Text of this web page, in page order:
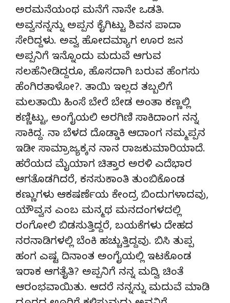
ಅರಮನೆಯಂಥ ಮನೆಗೆ ನಾನೇ ಒಡತಿ.
ಅವ್ವನನ್ನನ್ನು ಅಪ್ಪನ ಕೈಗಿಟ್ಟು ಶಿವನ ಪಾದಾ
ಸೇರಿದ್ದಳು. ಅವ್ವ ಹೋದಮ್ಯಾಗ ಊರ ಜನ
ಅಪ್ಪನಿಗೆ ಇನ್ನೊಂದು ಮದುವೆ ಆಗುವ
ಸಲಹೆನೀಡಿದ್ದರೂ, ಹೊಸದಾಗಿ ಬರುವ ಹೆಂಗಸು
ಹೆಂಗಿರತಾಳೋ?. ತಾಯಿ ಇಲ್ಲದ ತಬ್ಬಲಿಗೆ
ಮಲತಾಯಿ ಹಿಂಸೆ ಬೇರೆ ಬೇಡ ಅಂತಾ ಕಣ್ಣಲ್ಲಿ
ಕಣ್ಣಿಟ್ಟು, ಅಂಗೈಯಲಿ ಅರಗಿಣಿ ಸಾಕಿದಾಂಗ ನನ್ನ
ಸಾಕಿದ್ದ. ನಾ ಬೆಳದ ದೊಡ್ಡಾಕಿ ಆದಾಂಗ ನಮ್ಮಪ್ಪನ
ಇಡೀ ಸಾಮ್ರಾಜ್ಯಕ್ಕನ ನಾನ ರಾಜಕುಮಾರಿಯಾದೆ.
ಹರೆಯದ ಮೈಯಾಗ ಚಿತ್ತಾರ ಅರಳಿ ಎದೆಭಾರ
ಆಗತೊಡಗಿದರೆ, ಕನಸುಕಾಂತಿ ತುಂಬಿಕೊಂಡ
ಕಣ್ಣುಗಳು ಆಕಷರ್ಣೆಯ ಕೇಂದ್ರ ಬಿಂದುಗಳಾದವು,
ಯೌವ್ವನ ಎಂಬ ಮನ್ಮಥ ಮನದಂಗಳದಲ್ಲಿ
ರಂಗೋಲಿ ಬಿಡಸುತ್ತಿದ್ದರೆ, ಬಯಕೆಗಳು ದೇಹದ
ನರನಾಡಿಗಳಲ್ಲಿ ಬೆಂಕಿ ಹಚ್ಚುತ್ತಿದ್ದವು. ಬಿಸಿ ತುಪ್ಪ
ಹಂಗ ಎಷ್ಟ ದಿನಾಂತ ಅಂಗೈಯಲ್ಲಿ ಇಟಕೊಂಡ
ಇರಾಕ ಆಗತೈತಿ? ಅಪ್ಪನಿಗೆ ನನ್ನ ಮದ್ವಿ ಚಿಂತೆ
ಆರಂಭವಾಯಿತು. ಆದರೆ ನನ್ನನ್ನು ಮದುವೆ ಮಾಡಿ